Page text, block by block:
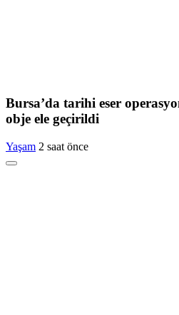
Bursa’da tarihi eser
obje ele geçirildi
Yaşam 2 saat önce